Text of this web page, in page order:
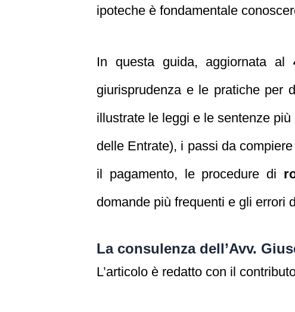
ipoteche è fondamentale
In questa guida, aggiornata al
giurisprudenza e le pratiche per
illustrate le leggi e le sentenze
delle Entrate), i passi da
il pagamento, le procedure di
domande più frequenti e gli errori
La consulenza dell’Avv.
L’articolo è redatto con il